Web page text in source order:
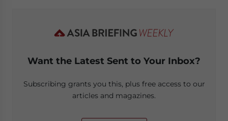
Want the Latest Sent to Your Inbox?
Subscribing grants you this, plus free access to our
articles and magazines.